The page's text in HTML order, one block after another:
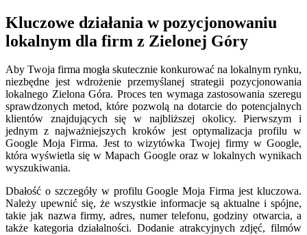
Kluczowe działania w pozycjonowaniu
lokalnym dla firm z Zielonej Góry
Aby Twoja firma mogła skutecznie konkurować na lokalnym rynku,
niezbędne jest wdrożenie przemyślanej strategii pozycjonowania
lokalnego Zielona Góra. Proces ten wymaga zastosowania szeregu
sprawdzonych metod, które pozwolą na dotarcie do potencjalnych
klientów znajdujących się w najbliższej okolicy. Pierwszym i
jednym z najważniejszych kroków jest optymalizacja profilu w
Google Moja Firma. Jest to wizytówka Twojej firmy w Google,
która wyświetla się w Mapach Google oraz w lokalnych wynikach
wyszukiwania.
Dbałość o szczegóły w profilu Google Moja Firma jest kluczowa.
Należy upewnić się, że wszystkie informacje są aktualne i spójne,
takie jak nazwa firmy, adres, numer telefonu, godziny otwarcia, a
także kategoria działalności. Dodanie atrakcyjnych zdjęć, filmów